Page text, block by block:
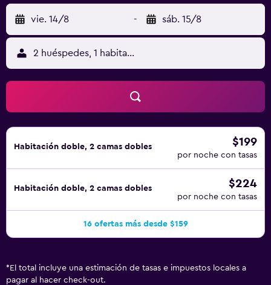
vie. 14/8 - sáb. 15/8
2 huéspedes, 1 habitación
Habitación doble, 2 camas dobles $199
por noche con tasas
Habitación doble, 2 camas dobles $224
por noche con tasas
16 ofertas más desde $159
* El total incluye una estimación de tasas e impuestos locales a
pagar al hacer check-out.